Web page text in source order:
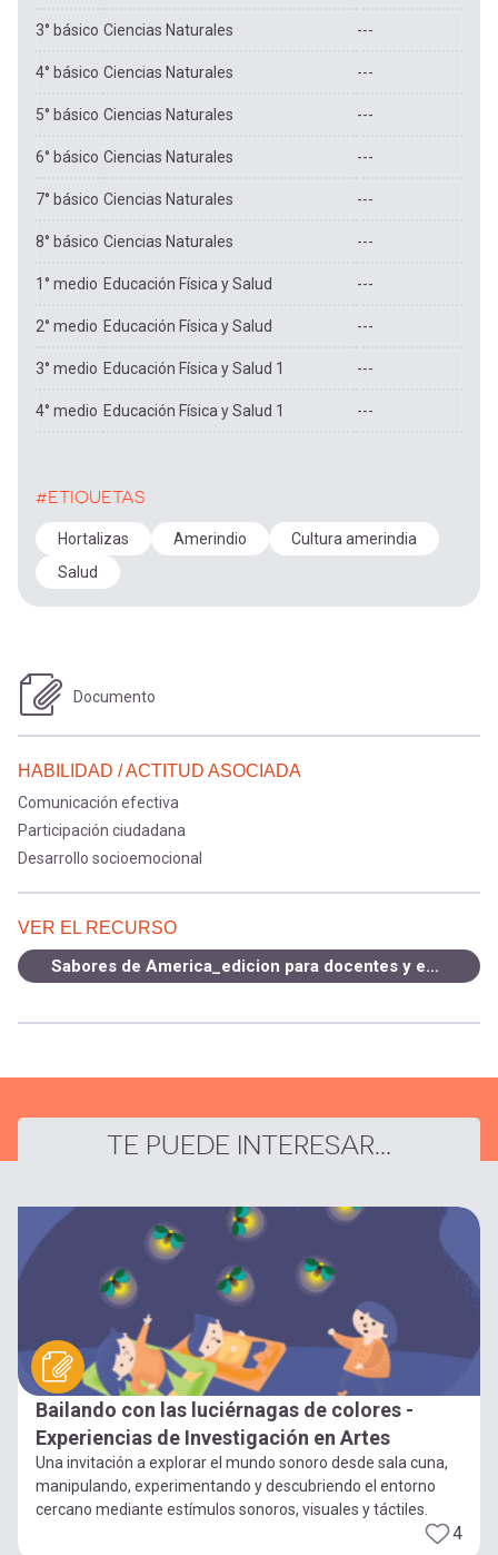
3° básico Ciencias Naturales ---
4° básico Ciencias Naturales ---
5° básico Ciencias Naturales ---
6° básico Ciencias Naturales ---
7° básico Ciencias Naturales ---
8° básico Ciencias Naturales ---
1° medio Educación Física y Salud ---
2° medio Educación Física y Salud ---
3° medio Educación Física y Salud 1 ---
4° medio Educación Física y Salud 1 ---
#ETIQUETAS
Hortalizas Amerindio
Cultura amerindia
Salud
Documento
HABILIDAD / ACTITUD ASOCIADA
Comunicación efectiva
Participación ciudadana
Desarrollo socioemocional
VER EL RECURSO
Sabores de America_edicion para docentes y educadores.pdf
TE PUEDE INTERESAR...
Bailando con las luciérnagas de colores -
Experiencias de Investigación en Artes
Una invitación a explorar el mundo sonoro desde sala cuna,
manipulando, experimentando y descubriendo el entorno
cercano mediante estímulos sonoros, visuales y táctiles.
4